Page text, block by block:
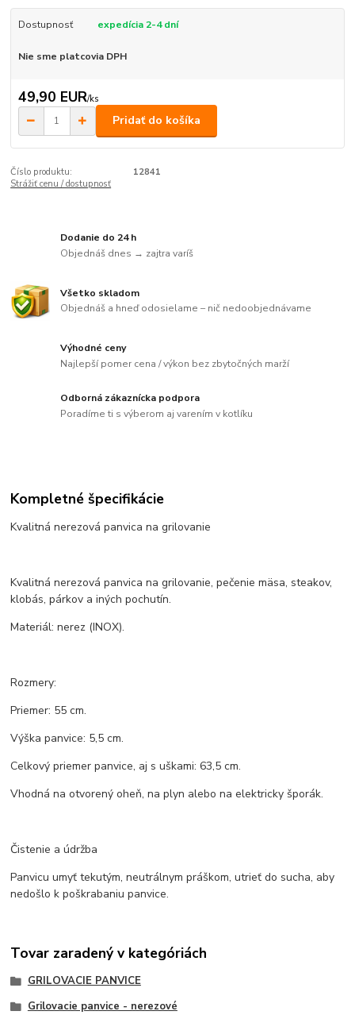
Dostupnosť expedícia 2-4 dní
Nie sme platcovia DPH
49,90 EUR/ks
Pridať do košíka
Číslo produktu:
12841
Strážiť cenu / dostupnosť
Dodanie do 24 h
Objednáš dnes → zajtra varíš
Všetko skladom
Objednáš a hneď odosielame – nič nedoobjednávame
Výhodné ceny
Najlepší pomer cena / výkon bez zbytočných marží
Odborná zákaznícka podpora
Poradíme ti s výberom aj varením v kotlíku
Kompletné špecifikácie
Kvalitná nerezová panvica na grilovanie
Kvalitná nerezová panvica na grilovanie, pečenie mäsa, steakov,
klobás, párkov a iných pochutín.
Materiál: nerez (INOX).
Rozmery:
Priemer: 55 cm.
Výška panvice: 5,5 cm.
Celkový priemer panvice, aj s uškami: 63,5 cm.
Vhodná na otvorený oheň, na plyn alebo na elektricky šporák.
Čistenie a údržba
Panvicu umyť tekutým, neutrálnym práškom, utrieť do sucha, aby
nedošlo k poškrabaniu panvice.
Tovar zaradený v kategóriách
GRILOVACIE PANVICE
Grilovacie panvice - nerezové